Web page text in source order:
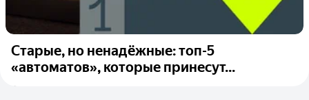
Старые, но ненадёжные: топ-5
«автоматов», которые принесут...